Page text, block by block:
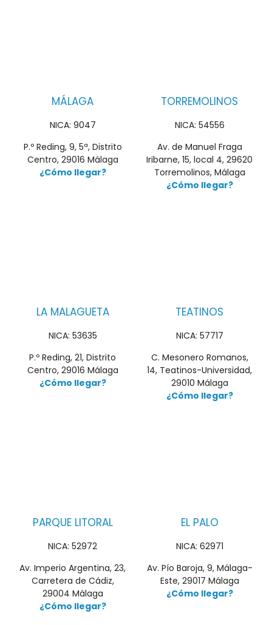
MÁLAGA
NICA: 9047
P.º Reding, 9, 5ª, Distrito
Centro, 29016 Málaga
¿Cómo llegar?
TORREMOLINOS
NICA: 54556
Av. de Manuel Fraga
Iribarne, 15, local 4, 29620
Torremolinos, Málaga
¿Cómo llegar?
LA MALAGUETA
NICA: 53635
P.º Reding, 21, Distrito
Centro, 29016 Málaga
¿Cómo llegar?
TEATINOS
NICA: 57717
C. Mesonero Romanos,
14, Teatinos-Universidad,
29010 Málaga
¿Cómo llegar?
PARQUE LITORAL
NICA: 52972
Av. Imperio Argentina, 23,
Carretera de Cádiz,
29004 Málaga
¿Cómo llegar?
EL PALO
NICA: 62971
Av. Pío Baroja, 9, Málaga-
Este, 29017 Málaga
¿Cómo llegar?